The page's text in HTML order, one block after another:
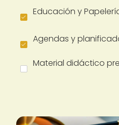
Educación y
Agendas y
Material didáctico